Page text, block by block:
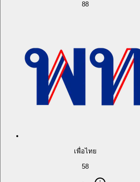
88
เพื่อไทย
58